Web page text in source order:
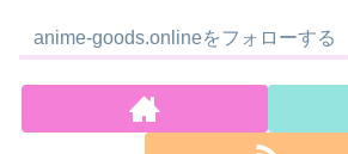
anime-goods.onlineをフォローする